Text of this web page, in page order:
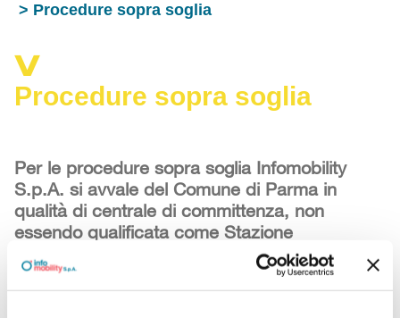
Procedure sopra soglia
Procedure sopra soglia
Per le procedure sopra soglia Infomobility
S.p.A. si avvale del Comune di Parma in
qualità di centrale di committenza, non
essendo qualificata come Stazione